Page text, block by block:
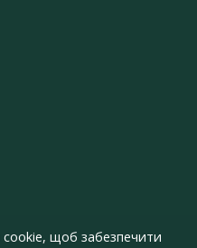
щоб забезпечити